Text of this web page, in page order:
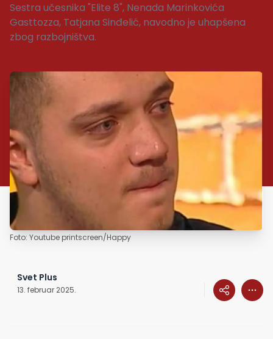
Sestra učesnika "Elite 8", Nenada Marinkovića
Gasttozza, Tatjana Sinđelić, navodno je uhapšena
zbog razbojništva.
Foto: Youtube printscreen/Happy
Svet Plus
13. februar 2025.